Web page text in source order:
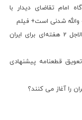
امام تقاضای دیدار با
والله شدنی است+ فیلم
حمله نظامی جدید به ایران؟/ ترامپ ضرب‌الاجل 2 هفته‌ای برای ایران
تعویق قطعنامه پیشنهادی
را آغاز می کنند؟